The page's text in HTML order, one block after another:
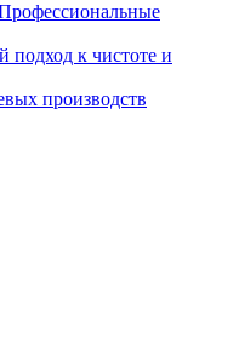
подход к чистоте и
производств